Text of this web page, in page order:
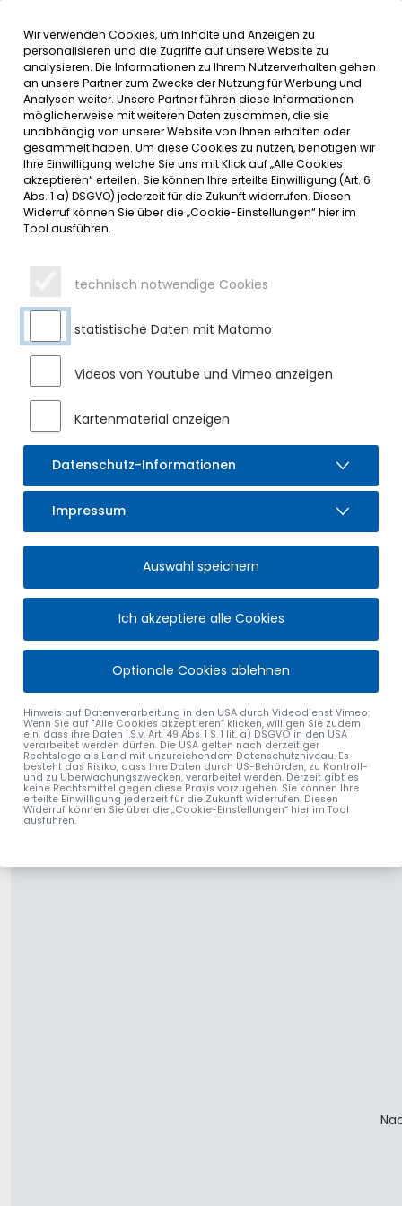
MENÜ
SERVICE
DATUMSMENÜ
JAHR WÄHLEN
MONAT WÄHLEN
Wir verwenden Cookies, um Inhalte und Anzeigen zu
personalisieren und die Zugriffe auf unsere Website zu
analysieren. Die Informationen zu Ihrem Nutzerverhalten gehen
an unsere Partner zum Zwecke der Nutzung für Werbung und
Analysen weiter. Unsere Partner führen diese Informationen
möglicherweise mit weiteren Daten zusammen, die sie
unabhängig von unserer Website von Ihnen erhalten oder
gesammelt haben. Um diese Cookies zu nutzen, benötigen wir
Ihre Einwilligung welche Sie uns mit Klick auf „Alle Cookies
akzeptieren“ erteilen. Sie können Ihre erteilte Einwilligung (Art. 6
Abs. 1 a) DSGVO) jederzeit für die Zukunft widerrufen. Diesen
Widerruf können Sie über die „Cookie-Einstellungen“ hier im
Tool ausführen.
technisch notwendige Cookies
statistische Daten mit Matomo
Videos von Youtube und Vimeo anzeigen
Kartenmaterial anzeigen
Datenschutz-Informationen
Impressum
Auswahl speichern
Ich akzeptiere alle Cookies
Optionale Cookies ablehnen
Hinweis auf Datenverarbeitung in den USA durch Videodienst Vimeo:
Wenn Sie auf "Alle Cookies akzeptieren“ klicken, willigen Sie zudem
ein, dass ihre Daten i.S.v. Art. 49 Abs. 1 S. 1 lit. a) DSGVO in den USA
verarbeitet werden dürfen. Die USA gelten nach derzeitiger
Rechtslage als Land mit unzureichendem Datenschutzniveau. Es
besteht das Risiko, dass Ihre Daten durch US-Behörden, zu Kontroll-
und zu Überwachungszwecken, verarbeitet werden. Derzeit gibt es
keine Rechtsmittel gegen diese Praxis vorzugehen. Sie können Ihre
erteilte Einwilligung jederzeit für die Zukunft widerrufen. Diesen
Widerruf können Sie über die „Cookie-Einstellungen“ hier im Tool
ausführen.